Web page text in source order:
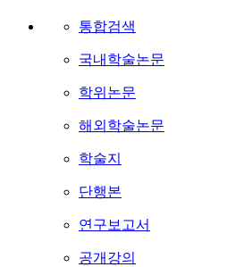
통합검색
국내학술논문
학위논문
해외학술논문
학술지
단행본
연구보고서
공개강의